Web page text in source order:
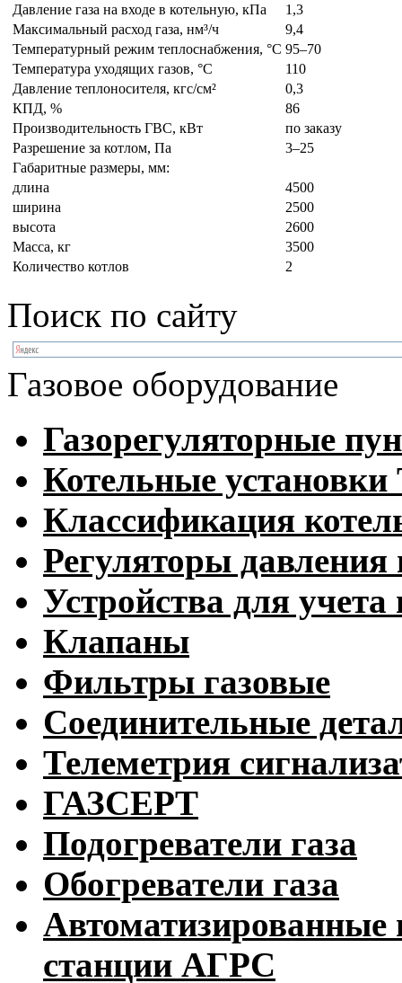
Давление газа на входе в котельную, кПа
1,3
Максимальный расход газа, нм³/ч
9,4
Температурный режим теплоснабжения, °С 95–70
Температура уходящих газов, °С
110
Давление теплоносителя, кгс/см²
0,3
КПД, %
86
Производительность ГВС, кВт
по заказу
Разрешение за котлом, Па
3–25
Габаритные размеры, мм:
длина
4500
ширина
2500
высота
2600
Масса, кг
3500
Количество котлов
2
Поиск по сайту
Газовое оборудование
Газорегуляторные
Котельные
Классификация
Регуляторы давления
Устройства для учета
Клапаны
Фильтры газовые
Соединительные
Телеметрия
ГАЗСЕРТ
Подогреватели газа
Обогреватели газа
Автоматизированные
станции АГРС